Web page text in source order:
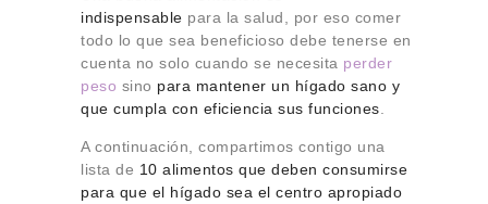
indispensable para la salud, por eso comer
todo lo que sea beneficioso debe tenerse en
cuenta no solo cuando se necesita perder
peso sino para mantener un hígado sano y
que cumpla con eficiencia sus funciones
A continuación, compartimos contigo una
lista de 10 alimentos que deben consumirse
para que el hígado sea el centro apropiado